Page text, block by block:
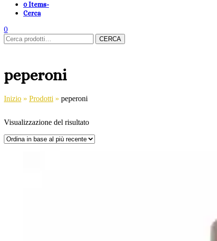
0 Items-
Cerca
0shopping-
basket
Area
Clienti
search
cambia
lingua
Carrello
Cerca: CERCA
peperoni
Inizio » Prodotti » peperoni
Visualizzazione del risultato